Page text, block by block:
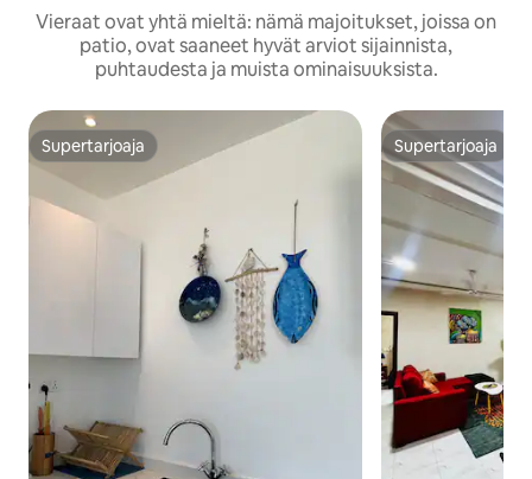
Vieraat ovat yhtä mieltä: nämä majoitukset, joissa on
patio, ovat saaneet hyvät arviot sijainnista,
puhtaudesta ja muista ominaisuuksista.
Supertarjoaja
Supertarjoaja Supertarjoaja
Supertarjoaja